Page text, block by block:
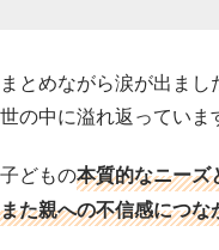
とめながら涙が出まし
の中に溢れ返っていま
どもの本質的なニーズ
た親への不信感につな